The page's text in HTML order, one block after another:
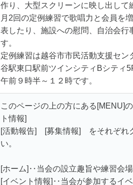
作り、大型スクリーンに映し出して
月2回の定例練習で歌唱力と会員を
表したり、施設への慰問、自治会行
す。
定例練習は越谷市市民活動支援セン
谷駅東口駅前ツインシティBシティ
午前９時半～１２時です。
このページの上の方にある
ト情報]
[活動報告] [募集情報] をそれぞれ
い。
[ホーム]‥当会の設立趣旨や練習会場
[イベント情報]‥当会が参加するイ